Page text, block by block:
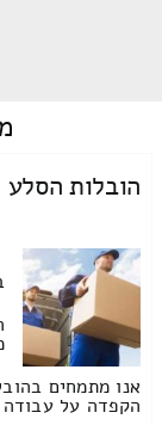
הובלות הסלע
אנו מתמחים
הקפדה על